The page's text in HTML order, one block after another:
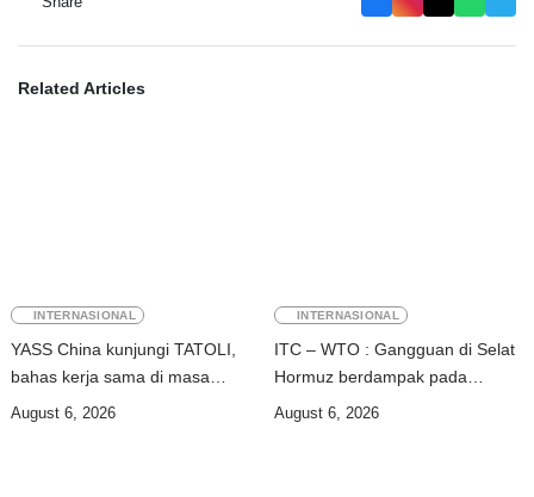
Related Articles
INTERNASIONAL
YASS China kunjungi TATOLI,
bahas kerja sama di masa
depan
August 6, 2026
INTERNASIONAL
ITC – WTO : Gangguan di Selat
Hormuz berdampak pada
perdagangan energi, pupuk, dan
August 6, 2026